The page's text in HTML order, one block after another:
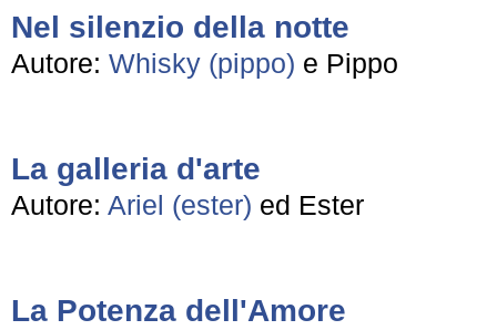
Nel silenzio della notte
Autore: Whisky (pippo) e Pippo
La galleria d'arte
Autore: Ariel (ester) ed Ester
La Potenza dell'Amore